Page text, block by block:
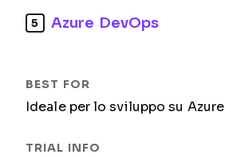
5 Azure DevOps
Ideale per lo sviluppo su Azure